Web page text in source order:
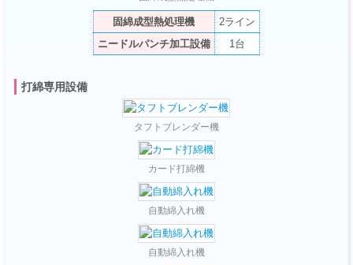
固綿成型熱処理機
2ライン
ニードルパンチ加工設備
1台
打綿専用設備
タフトブレンダー機
カード打綿機
自動綿入れ機
自動綿入れ機